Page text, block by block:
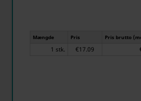
Mængde Pris Pris brutto
1 stk. €17.09